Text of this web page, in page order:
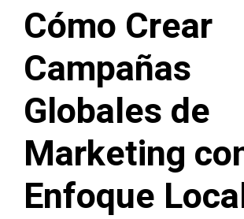
Cómo Crear
Campañas
Globales de
Marketing
Enfoque